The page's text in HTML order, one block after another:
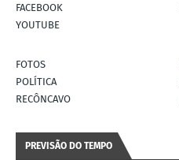
FACEBOOK
YOUTUBE
FOTOS
POLÍTICA
RECÔNCAVO
PREVISÃO DO TEMPO